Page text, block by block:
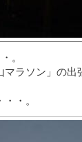
。
ラソン」の出
・。